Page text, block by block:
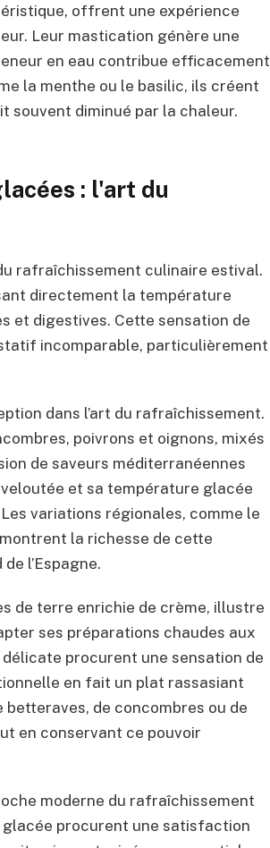
offrent une expérience
Leur mastication génère une
en eau contribue efficacement
la menthe ou le basilic, ils créent
souvent diminué par la chaleur.
: l'art du
rafraîchissement culinaire estival.
directement la température
et digestives. Cette sensation de
incomparable, particulièrement
dans l’art du rafraîchissement.
poivrons et oignons, mixés
de saveurs méditerranéennes
et sa température glacée
variations régionales, comme le
la richesse de cette
l’Espagne.
de terre enrichie de crème, illustre
ses préparations chaudes aux
procurent une sensation de
en fait un plat rassasiant
betteraves, de concombres ou de
en conservant ce pouvoir
moderne du rafraîchissement
procurent une satisfaction